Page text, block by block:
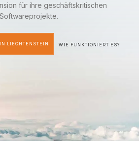
für ihre geschäftskritischen
Softwareprojekte.
LIECHTENSTEIN WIE FUNKTIONIERT ES?